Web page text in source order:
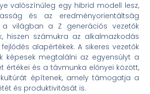
valószínűleg egy hibrid modell lesz,
és az eredményorientáltság
a világban a Z generációs vezetők
hiszen számukra az alkalmazkodás
alapértékek. A sikeres vezetők
képesek megtalálni az egyensúlyt a
értékei és a távmunka előnyei között,
építenek, amely támogatja a
és produktivitását is.